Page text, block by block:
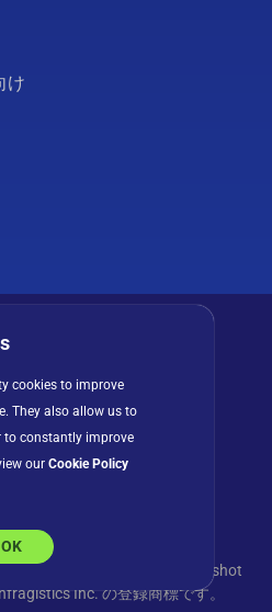
け
All Rights Reserved. Slingshot
Inc. の登録商標です。
cookies to improve
They also allow us to
to constantly improve
our Cookie Policy
OK